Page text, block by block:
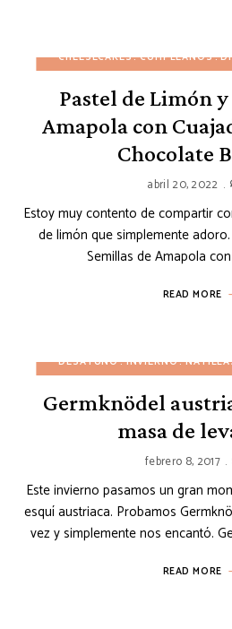
CHEESECAKES CUMPLEAÑOS
Pastel de Limón
Amapola con
Chocolate
abril 20, 2022
Estoy muy contento de compartir
de limón que simplemente
Semillas de Amapola
READ MORE
DESAYUNO INVIERNO
Germknödel
masa de
febrero 8, 2017
Este invierno pasamos un gran
esquí austriaca. Probamos
vez y simplemente nos encantó.
READ MORE